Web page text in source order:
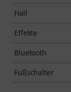
Hall
Effekte
Bluetooth
Fußschalter